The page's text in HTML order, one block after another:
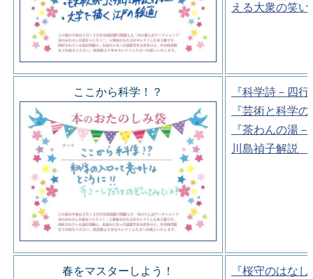
える大衆の笑
ここから科学！？
『科学詩－四
『芸術と科学
『茶わんの湯
川島禎子解説
春をマスターしよう！ 『桜守のはな